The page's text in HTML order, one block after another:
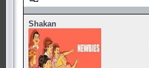
Shakan